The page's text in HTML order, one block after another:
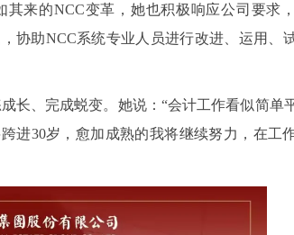
来的NCC变革，她也积极响应公司要求
协助NCC系统专业人员进行改进、运用、
长、完成蜕变。她说：“会计工作看似简单
进30岁，愈加成熟的我将继续努力，在工